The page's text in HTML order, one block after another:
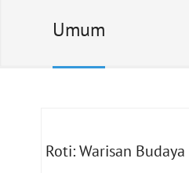
Umum
Roti: Warisan